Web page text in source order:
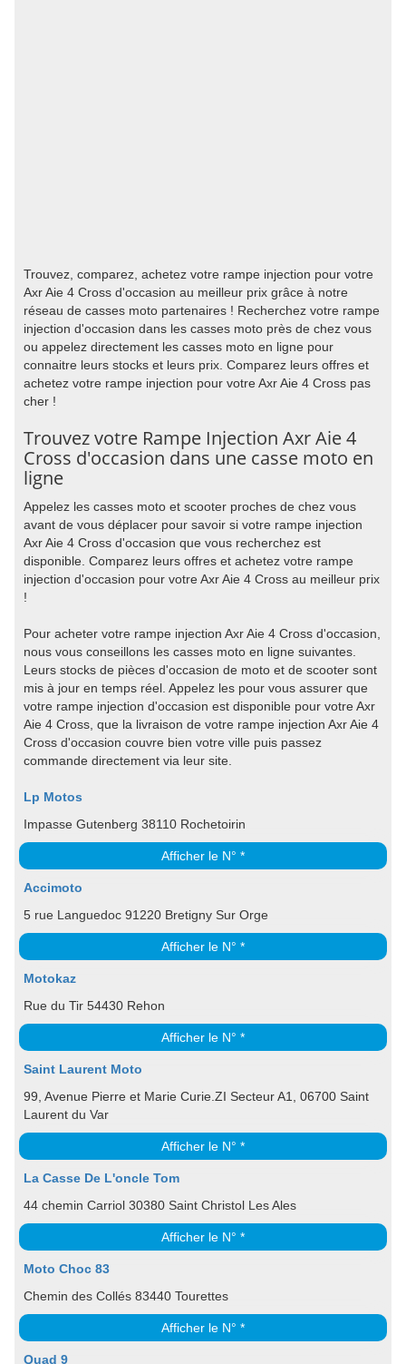
Trouvez, comparez, achetez votre rampe injection pour votre
Axr Aie 4 Cross d'occasion au meilleur prix grâce à notre
réseau de casses moto partenaires ! Recherchez votre rampe
injection d'occasion dans les casses moto près de chez vous
ou appelez directement les casses moto en ligne pour
connaitre leurs stocks et leurs prix. Comparez leurs offres et
achetez votre rampe injection pour votre Axr Aie 4 Cross pas
cher !
Trouvez votre Rampe Injection Axr Aie 4
Cross d'occasion dans une casse moto en
ligne
Appelez les casses moto et scooter proches de chez vous
avant de vous déplacer pour savoir si votre rampe injection
Axr Aie 4 Cross d'occasion que vous recherchez est
disponible. Comparez leurs offres et achetez votre rampe
injection d'occasion pour votre Axr Aie 4 Cross au meilleur prix
!
Pour acheter votre rampe injection Axr Aie 4 Cross d'occasion,
nous vous conseillons les casses moto en ligne suivantes.
Leurs stocks de pièces d'occasion de moto et de scooter sont
mis à jour en temps réel. Appelez les pour vous assurer que
votre rampe injection d'occasion est disponible pour votre Axr
Aie 4 Cross, que la livraison de votre rampe injection Axr Aie 4
Cross d'occasion couvre bien votre ville puis passez
commande directement via leur site.
Lp Motos
Impasse Gutenberg 38110 Rochetoirin
Afficher le N° *
Accimoto
5 rue Languedoc 91220 Bretigny Sur Orge
Afficher le N° *
Motokaz
Rue du Tir 54430 Rehon
Afficher le N° *
Saint Laurent Moto
99, Avenue Pierre et Marie Curie.ZI Secteur A1, 06700 Saint
Laurent du Var
Afficher le N° *
La Casse De L'oncle Tom
44 chemin Carriol 30380 Saint Christol Les Ales
Afficher le N° *
Moto Choc 83
Chemin des Collés 83440 Tourettes
Afficher le N° *
Quad 9